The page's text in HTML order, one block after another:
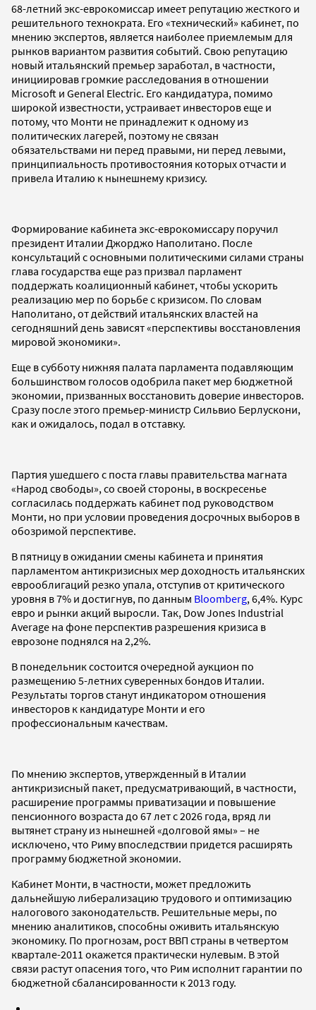
68-летний экс-еврокомиссар имеет репутацию жесткого и
решительного технократа. Его «технический» кабинет, по
мнению экспертов, является наиболее приемлемым для
рынков вариантом развития событий. Свою репутацию
новый итальянский премьер заработал, в частности,
инициировав громкие расследования в отношении
Microsoft и General Electric. Его кандидатура, помимо
широкой известности, устраивает инвесторов еще и
потому, что Монти не принадлежит к одному из
политических лагерей, поэтому не связан
обязательствами ни перед правыми, ни перед левыми,
принципиальность противостояния которых отчасти и
привела Италию к нынешнему кризису.
Формирование кабинета экс-еврокомиссару поручил
президент Италии Джорджо Наполитано. После
консультаций с основными политическими силами страны
глава государства еще раз призвал парламент
поддержать коалиционный кабинет, чтобы ускорить
реализацию мер по борьбе с кризисом. По словам
Наполитано, от действий итальянских властей на
сегодняшний день зависят «перспективы восстановления
мировой экономики».
Еще в субботу нижняя палата парламента подавляющим
большинством голосов одобрила пакет мер бюджетной
экономии, призванных восстановить доверие инвесторов.
Сразу после этого премьер-министр Сильвио Берлускони,
как и ожидалось, подал в отставку.
Партия ушедшего с поста главы правительства магната
«Народ свободы», со своей стороны, в воскресенье
согласилась поддержать кабинет под руководством
Монти, но при условии проведения досрочных выборов в
обозримой перспективе.
В пятницу в ожидании смены кабинета и принятия
парламентом антикризисных мер доходность итальянских
еврооблигаций резко упала, отступив от критического
уровня в 7% и достигнув, по данным Bloomberg, 6,4%. Курс
евро и рынки акций выросли. Так, DowJones Industrial
Average на фоне перспектив разрешения кризиса в
еврозоне поднялся на 2,2%.
В понедельник состоится очередной аукцион по
размещению 5-летних суверенных бондов Италии.
Результаты торгов станут индикатором отношения
инвесторов к кандидатуре Монти и его
профессиональным качествам.
По мнению экспертов, утвержденный в Италии
антикризисный пакет, предусматривающий, в частности,
расширение программы приватизации и повышение
пенсионного возраста до 67 лет с 2026 года, вряд ли
вытянет страну из нынешней «долговой ямы» – не
исключено, что Риму впоследствии придется расширять
программу бюджетной экономии.
Кабинет Монти, в частности, может предложить
дальнейшую либерализацию трудового и оптимизацию
налогового законодательств. Решительные меры, по
мнению аналитиков, способны оживить итальянскую
экономику. По прогнозам, рост ВВП страны в четвертом
квартале-2011 окажется практически нулевым. В этой
связи растут опасения того, что Рим исполнит гарантии по
бюджетной сбалансированности к 2013 году.